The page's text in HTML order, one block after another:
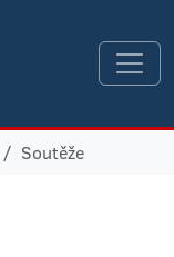
Soutěže